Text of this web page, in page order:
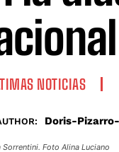
NOTICIAS
Doris-
Sorrentini. Foto Alina Luciano